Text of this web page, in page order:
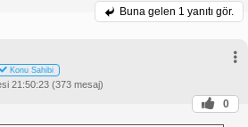
Buna gelen 1 yanıtı gör.
Konu Sahibi
21:50:23 (373 mesaj)
0